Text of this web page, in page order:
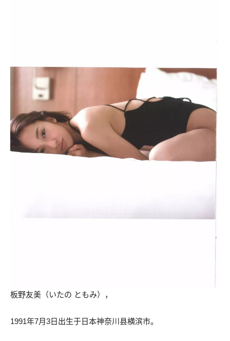
板野友美（いたの ともみ），
1991年7月3日出生于日本神奈川县横滨市。